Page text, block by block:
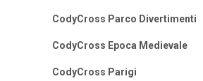
CodyCross Parco Divertimenti
CodyCross Epoca Medievale
CodyCross Parigi